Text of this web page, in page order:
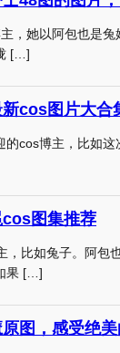
，她以阿包也是
[…]
cos图片大合
cos博主，比如
图集推荐
，比如兔子。阿包
果 […]
图，感受绝